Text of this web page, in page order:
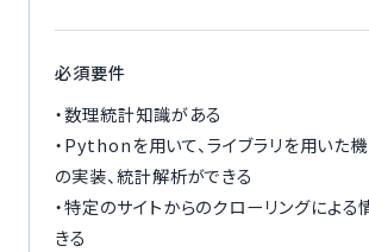
必須要件
・数理統計知識がある
・Pythonを用いて、ライブラリを用いた
の実装、統計解析ができる
・特定のサイトからのクローリングによ
きる